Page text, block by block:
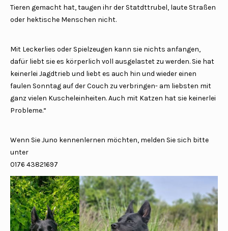
Tieren gemacht hat, taugen ihr der Statdttrubel, laute Straßen
oder hektische Menschen nicht.
Mit Leckerlies oder Spielzeugen kann sie nichts anfangen,
dafür liebt sie es körperlich voll ausgelastet zu werden. Sie hat
keinerlei Jagdtrieb und liebt es auch hin und wieder einen
faulen Sonntag auf der Couch zu verbringen- am liebsten mit
ganz vielen Kuscheleinheiten. Auch mit Katzen hat sie keinerlei
Probleme.“
Wenn Sie Juno kennenlernen möchten, melden Sie sich bitte
unter
0176 43821697